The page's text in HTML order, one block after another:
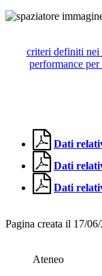
criteri definiti nei
performance per
Dati
Dati
Dati
Pagina creata il 17/
Ateneo